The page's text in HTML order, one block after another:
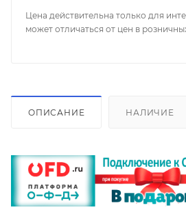
Цена действительна только для
может отличаться от цен в
ОПИСАНИЕ НАЛИЧИЕ